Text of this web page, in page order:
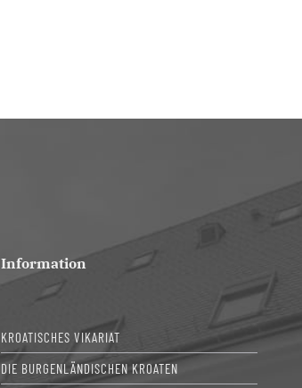
Information
KROATISCHES VIKARIAT
DIE BURGENLÄNDISCHEN KROATEN